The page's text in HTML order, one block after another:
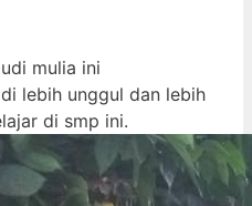
mulia ini
lebih unggul dan lebih
di smp ini.